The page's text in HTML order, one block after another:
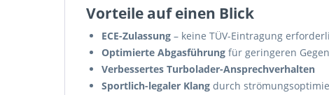
Vorteile auf einen Blick
ECE-Zulassung – keine TÜV-Eintragung
Optimierte Abgasführung für geringeren
Verbessertes Turbolader-Ansprechverhalten
Sportlich-legaler Klang durch